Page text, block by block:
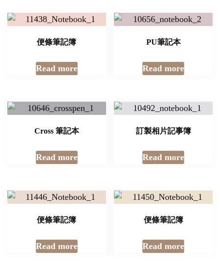
便條筆記簿
Read more
PU筆記本
Read more
Cross 筆記本
Read more
訂製相片記事簿
Read more
便條筆記簿
Read more
便條筆記簿
Read more